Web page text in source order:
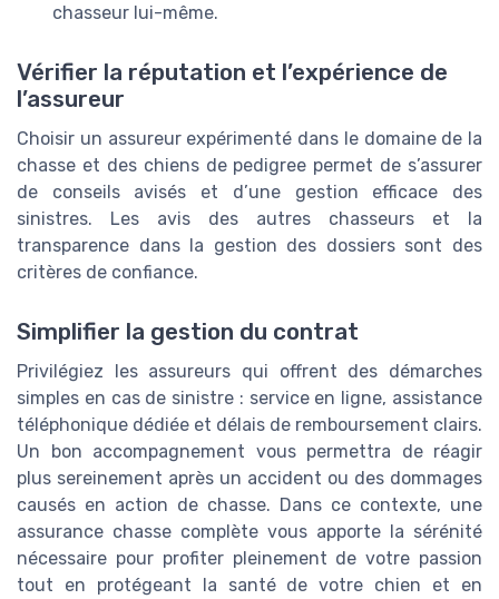
chasseur lui-même.
Vérifier la réputation et l’expérience de
l’assureur
Choisir un assureur expérimenté dans le domaine de la
chasse et des chiens de pedigree permet de s’assurer
de conseils avisés et d’une gestion efficace des
sinistres. Les avis des autres chasseurs et la
transparence dans la gestion des dossiers sont des
critères de confiance.
Simplifier la gestion du contrat
Privilégiez les assureurs qui offrent des démarches
simples en cas de sinistre : service en ligne, assistance
téléphonique dédiée et délais de remboursement clairs.
Un bon accompagnement vous permettra de réagir
plus sereinement après un accident ou des dommages
causés en action de chasse. Dans ce contexte, une
assurance chasse complète vous apporte la sérénité
nécessaire pour profiter pleinement de votre passion
tout en protégeant la santé de votre chien et en